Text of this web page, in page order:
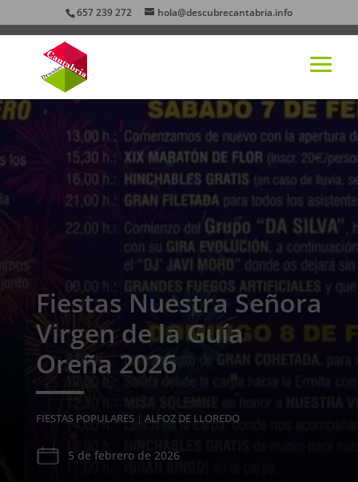
657 239 272 hola@descubrecantabria.info
Fiestas Nuestra Señora
Virgen de la Guía
Oreña 2026
FIESTAS POPULARES| ALFOZ DE LLOREDO
5 de febrero de 2026